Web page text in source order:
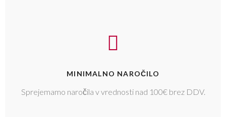
MINIMALNO NAROČILO
Sprejemamo naročila v vrednosti nad 100€ brez DDV.